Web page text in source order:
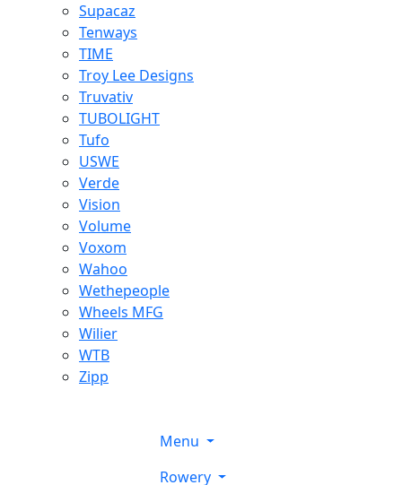
Supacaz
Tenways
TIME
Troy Lee Designs
Truvativ
TUBOLIGHT
Tufo
USWE
Verde
Vision
Volume
Voxom
Wahoo
Wethepeople
Wheels MFG
Wilier
WTB
Zipp
Menu
Rowery